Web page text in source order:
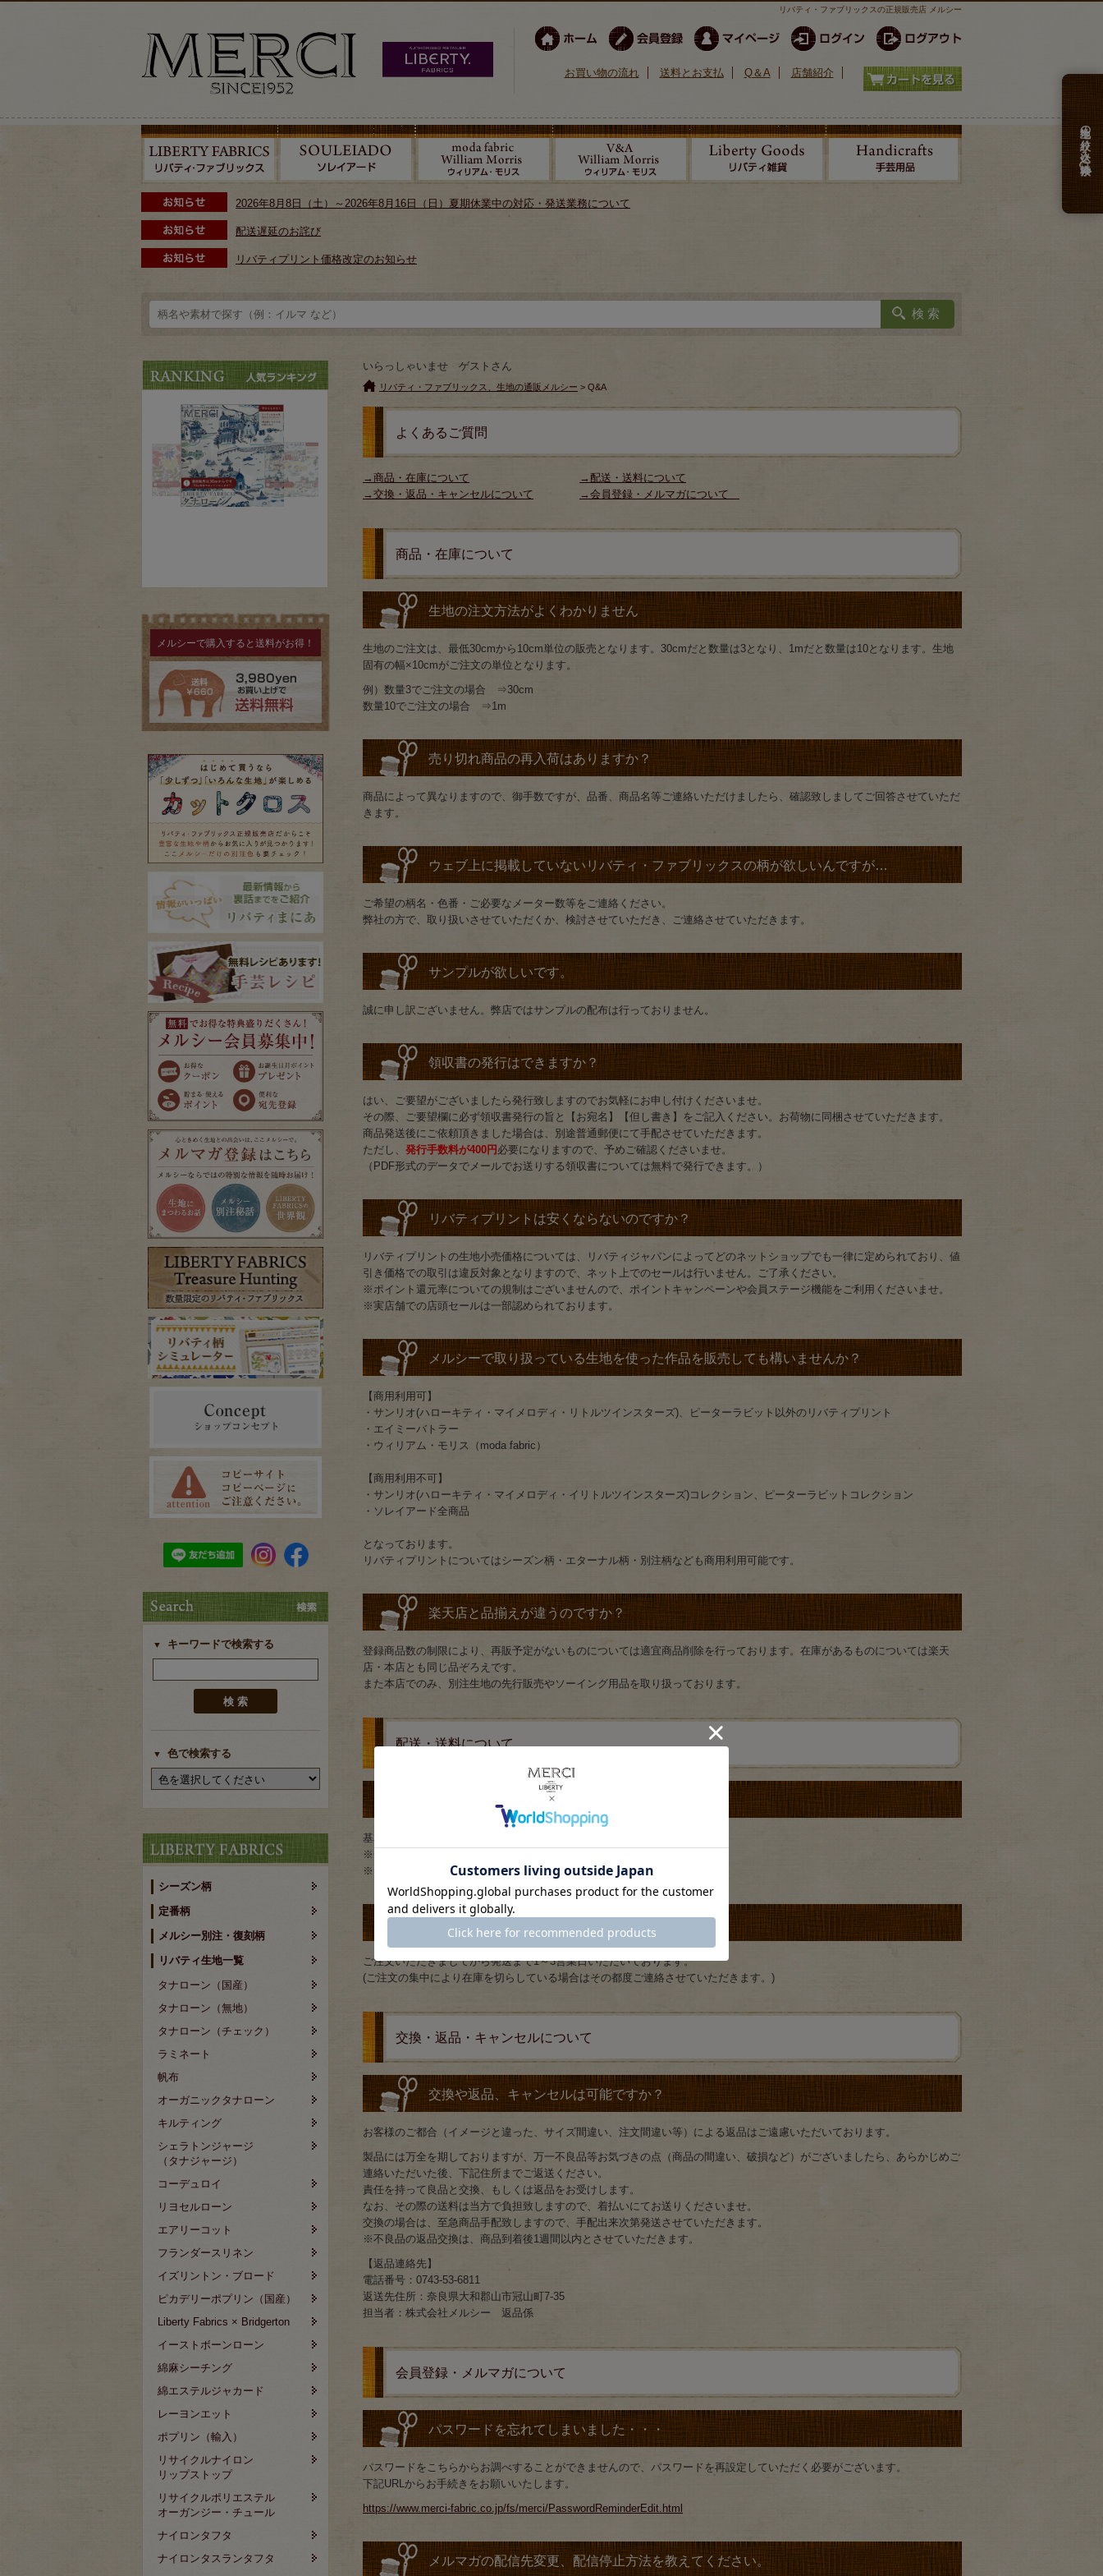
リバティ・ファブリックスの正規販売店 メルシー
お買い物の流れ 送料とお支払 Q＆A 店舗紹介
2026年8月8日（土）～2026年8月16日（日）夏期休業中の対応・発送業務について
配送遅延のお詫び
リバティプリント価格改定のお知らせ
生地の絞り込み検索
メルシーで購入すると送料がお得！
キーワードで検索する
色で検索する
シーズン柄
定番柄
メルシー別注・復刻柄
リバティ生地一覧
タナローン（国産）
タナローン（無地）
タナローン（チェック）
ラミネート
帆布
オーガニックタナローン
キルティング
シェラトンジャージ
（タナジャージ）
コーデュロイ
リヨセルローン
エアリーコット
フランダースリネン
イズリントン・ブロード
ピカデリーポプリン（国産）
Liberty Fabrics × Bridgerton
イーストボーンローン
綿麻シーチング
綿エステルジャカード
レーヨンエット
ポプリン（輸入）
リサイクルナイロン
リップストップ
リサイクルポリエステル
オーガンジー・チュール
ナイロンタフタ
ナイロンタスランタフタ
いらっしゃいませ ゲストさん
リバティ・ファブリックス、生地の通販メルシー > Q&A
よくあるご質問
→商品・在庫について
→配送・送料について
→交換・返品・キャンセルについて
→会員登録・メルマガについて
商品・在庫について
生地の注文方法がよくわかりません
生地のご注文は、最低30cmから10cm単位の販売となります。30cmだと数量は3となり、1mだと数量は10となります。生地
固有の幅×10cmがご注文の単位となります。
例）数量3でご注文の場合 ⇒30cm
数量10でご注文の場合 ⇒1m
売り切れ商品の再入荷はありますか？
商品によって異なりますので、御手数ですが、品番、商品名等ご連絡いただけましたら、確認致しましてご回答させていただ
きます。
ウェブ上に掲載していないリバティ・ファブリックスの柄が欲しいんですが…
ご希望の柄名・色番・ご必要なメーター数等をご連絡ください。
弊社の方で、取り扱いさせていただくか、検討させていただき、ご連絡させていただきます。
サンプルが欲しいです。
誠に申し訳ございません。弊店ではサンプルの配布は行っておりません。
領収書の発行はできますか？
はい、ご要望がございましたら発行致しますのでお気軽にお申し付けくださいませ。
その際、ご要望欄に必ず領収書発行の旨と【お宛名】【但し書き】をご記入ください。お荷物に同梱させていただきます。
商品発送後にご依頼頂きました場合は、別途普通郵便にて手配させていただきます。
ただし、 発行手数料が400円 必要になりますので、予めご確認くださいませ。
（PDF形式のデータでメールでお送りする領収書については無料で発行できます。）
リバティプリントは安くならないのですか？
リバティプリントの生地小売価格については、リバティジャパンによってどのネットショップでも一律に定められており、値
引き価格での取引は違反対象となりますので、ネット上でのセールは行いません。ご了承ください。
※ポイント還元率についての規制はございませんので、ポイントキャンペーンや会員ステージ機能をご利用くださいませ。
※実店舗での店頭セールは一部認められております。
メルシーで取り扱っている生地を使った作品を販売しても構いませんか？
【商用利用可】
・サンリオ(ハローキティ・マイメロディ・リトルツインスターズ)、ピーターラビット以外のリバティプリント
・エイミーバトラー
・ウィリアム・モリス（moda fabric）
【商用利用不可】
・サンリオ(ハローキティ・マイメロディ・イリトルツインスターズ)コレクション、ピーターラビットコレクション
・ソレイアード全商品
となっております。
リバティプリントについてはシーズン柄・エターナル柄・別注柄なども商用利用可能です。
楽天店と品揃えが違うのですか？
登録商品数の制限により、再販予定がないものについては適宜商品削除を行っております。在庫があるものについては楽天
店・本店とも同じ品ぞろえです。
また本店でのみ、別注生地の先行販売やソーイング用品を取り扱っております。
配送・送料について
ネコポスの場合、何日くらいかかりますか？
基本的には、宅急便同様のお届け日数となります。
※一部地域を除く。
※日時指定には対応しておりません。
注文してから何日くらいで発送してもらえますか？
ご注文いただきましてから発送まで1～3営業日いただいております。
(ご注文の集中により在庫を切らしている場合はその都度ご連絡させていただきます。)
交換・返品・キャンセルについて
交換や返品、キャンセルは可能ですか？
お客様のご都合（イメージと違った、サイズ間違い、注文間違い等）による返品はご遠慮いただいております。
製品には万全を期しておりますが、万一不良品等お気づきの点（商品の間違い、破損など）がございましたら、あらかじめご
連絡いただいた後、下記住所までご返送ください。
責任を持って良品と交換、もしくは返品をお受けします。
なお、その際の送料は当方で負担致しますので、着払いにてお送りくださいませ。
交換の場合は、至急商品手配致しますので、手配出来次第発送させていただきます。
※不良品の返品交換は、商品到着後1週間以内とさせていただきます。
【返品連絡先】
電話番号：0743-53-6811
返送先住所：奈良県大和郡山市冠山町7-35
担当者：株式会社メルシー 返品係
会員登録・メルマガについて
パスワードを忘れてしまいました・・・
パスワードをこちらからお調べすることができませんので、パスワードを再設定していただく必要がございます。
下記URLからお手続きをお願いいたします。
https://www.merci-fabric.co.jp/fs/merci/PasswordReminderEdit.html
メルマガの配信先変更、配信停止方法を教えてください。